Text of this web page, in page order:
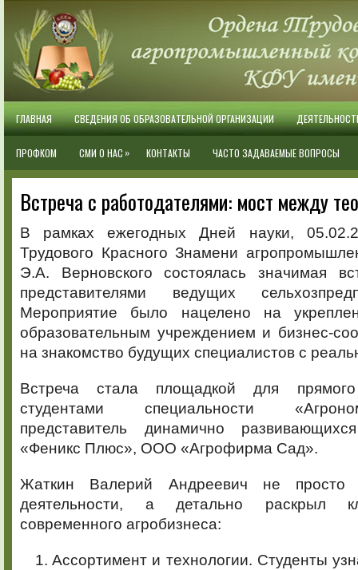
ГЛАВНАЯ СВЕДЕНИЯ ОБ ОБРАЗОВАТЕЛЬНОЙ ОРГАНИЗАЦИИ
ПРОФКОМ СМИ О НАС » КОНТАКТЫ ЧАСТО ЗАДАВАЕМЫЕ ВОПРОСЫ
Встреча с работодателями: мост между
В рамках ежегодных Дней науки,
Трудового Красного Знамени
Э.А. Верновского состоялась значимая
представителями ведущих
Мероприятие было нацелено на
образовательным учреждением и бизнес-
на знакомство будущих специалистов с
Встреча стала площадкой для
студентами специальности
представитель динамично
«Феникс Плюс», ООО «Агрофирма Сад».
Жаткин Валерий Андреевич не просто
деятельности, а детально раскрыл
современного агробизнеса:
Ассортимент и технологии. Студенты